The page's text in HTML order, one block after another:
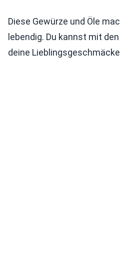
Diese Gewürze und Öle
lebendig. Du kannst mit
deine